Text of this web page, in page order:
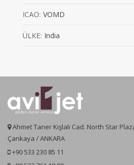
ICAO: VOMD
ÜLKE: India
Ahmet Taner Kışlalı Cad. North Star
Çankaya / ANKARA
+90 533 230 85 11